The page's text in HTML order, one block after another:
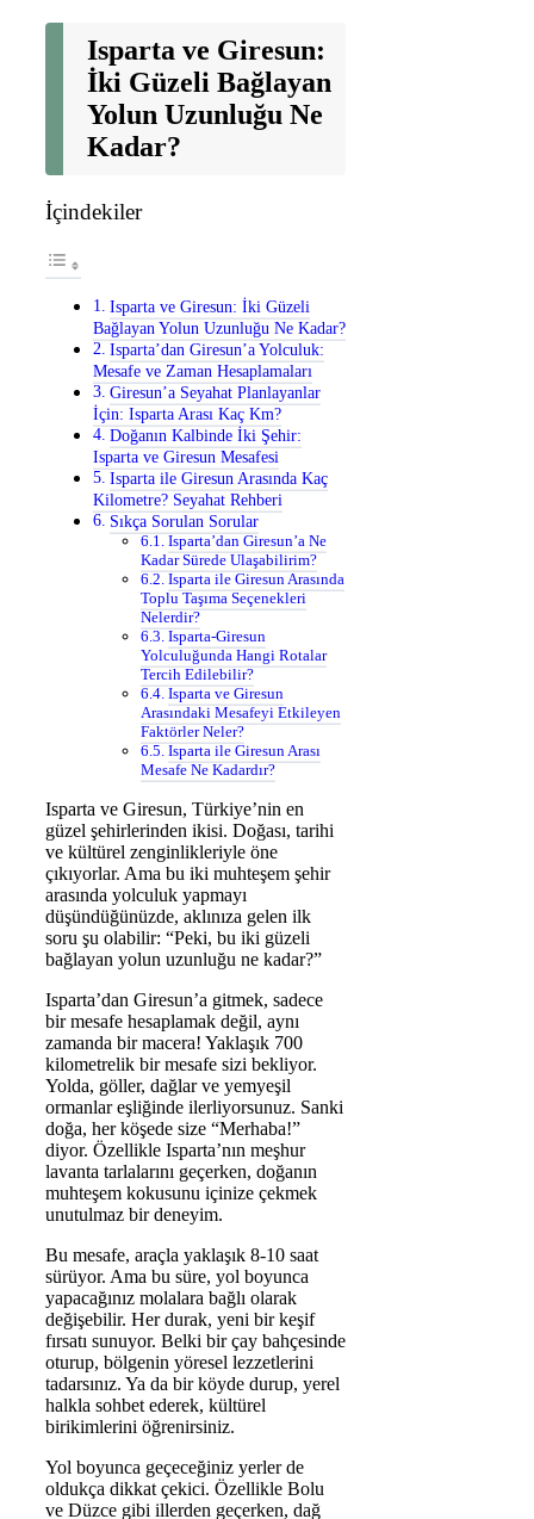
Isparta ve Giresun:
İki Güzeli Bağlayan
Yolun Uzunluğu Ne
Kadar?
İçindekiler
Isparta ve Giresun: İki Güzeli
Bağlayan Yolun Uzunluğu Ne Kadar?
Isparta’dan Giresun’a Yolculuk:
Mesafe ve Zaman Hesaplamaları
Giresun’a Seyahat Planlayanlar
İçin: Isparta Arası Kaç Km?
Doğanın Kalbinde İki Şehir:
Isparta ve Giresun Mesafesi
Isparta ile Giresun Arasında Kaç
Kilometre? Seyahat Rehberi
Sıkça Sorulan Sorular
Isparta’dan Giresun’a Ne
Kadar Sürede Ulaşabilirim?
Isparta ile Giresun Arasında
Toplu Taşıma Seçenekleri
Nelerdir?
Isparta-Giresun
Yolculuğunda Hangi Rotalar
Tercih Edilebilir?
Isparta ve Giresun
Arasındaki Mesafeyi Etkileyen
Faktörler Neler?
Isparta ile Giresun Arası
Mesafe Ne Kadardır?
Isparta ve Giresun, Türkiye’nin en
güzel şehirlerinden ikisi. Doğası, tarihi
ve kültürel zenginlikleriyle öne
çıkıyorlar. Ama bu iki muhteşem şehir
arasında yolculuk yapmayı
düşündüğünüzde, aklınıza gelen ilk
soru şu olabilir: “Peki, bu iki güzeli
bağlayan yolun uzunluğu ne kadar?”
Isparta’dan Giresun’a gitmek, sadece
bir mesafe hesaplamak değil, aynı
zamanda bir macera! Yaklaşık 700
kilometrelik bir mesafe sizi bekliyor.
Yolda, göller, dağlar ve yemyeşil
ormanlar eşliğinde ilerliyorsunuz. Sanki
doğa, her köşede size “Merhaba!”
diyor. Özellikle Isparta’nın meşhur
lavanta tarlalarını geçerken, doğanın
muhteşem kokusunu içinize çekmek
unutulmaz bir deneyim.
Bu mesafe, araçla yaklaşık 8-10 saat
sürüyor. Ama bu süre, yol boyunca
yapacağınız molalara bağlı olarak
değişebilir. Her durak, yeni bir keşif
fırsatı sunuyor. Belki bir çay bahçesinde
oturup, bölgenin yöresel lezzetlerini
tadarsınız. Ya da bir köyde durup, yerel
halkla sohbet ederek, kültürel
birikimlerini öğrenirsiniz.
Yol boyunca geçeceğiniz yerler de
oldukça dikkat çekici. Özellikle Bolu
ve Düzce gibi illerden geçerken, dağ